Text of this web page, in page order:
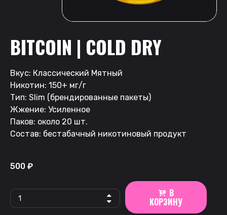
BITCOIN | COLD DRY
Вкус: Классический Мятный
Никотин: 150+ мг/г
Тип: Slim (брендированные пакеты)
Жжение: Усиленное
Паков: около 20 шт.
Состав: бестабачный никотиновый продукт
500 ₽
В
КОРЗИНУ